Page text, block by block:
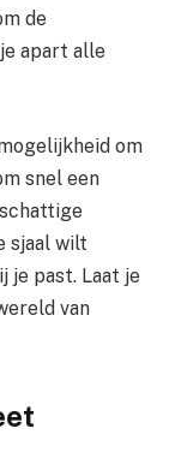
de
apart alle
om
snel een
sjaal wilt
je past. Laat je
van